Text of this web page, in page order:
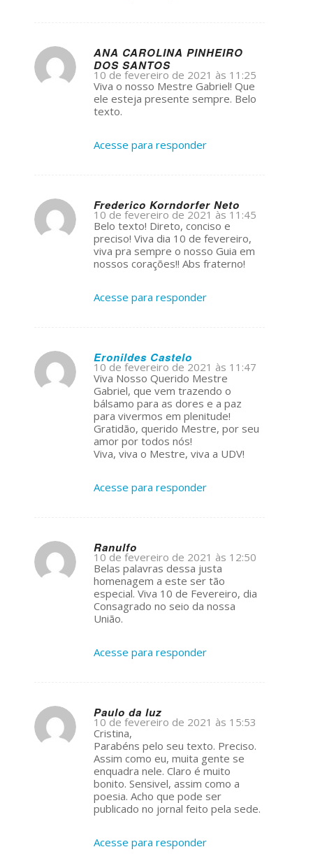
ANA CAROLINA PINHEIRO
DOS SANTOS
s
ays:
10 de fevereiro de 2021 às 11:25
Viva o nosso Mestre Gabriel! Que
ele esteja presente sempre. Belo
texto.
Acesse para responder
Frederico Korndorfer Neto
s
ays:
10 de fevereiro de 2021 às 11:45
Belo texto! Direto, conciso e
preciso! Viva dia 10 de fevereiro,
viva pra sempre o nosso Guia em
nossos corações!! Abs fraterno!
Acesse para responder
Eronildes Castelo
s
ays:
10 de fevereiro de 2021 às 11:47
Viva Nosso Querido Mestre
Gabriel, que vem trazendo o
bálsamo para as dores e a paz
para vivermos em plenitude!
Gratidão, querido Mestre, por seu
amor por todos nós!
Viva, viva o Mestre, viva a UDV!
Acesse para responder
Ranulfo
s
ays:
10 de fevereiro de 2021 às 12:50
Belas palavras dessa justa
homenagem a este ser tão
especial. Viva 10 de Fevereiro, dia
Consagrado no seio da nossa
União.
Acesse para responder
Paulo da luz
s
ays:
10 de fevereiro de 2021 às 15:53
Cristina,
Parabéns pelo seu texto. Preciso.
Assim como eu, muita gente se
enquadra nele. Claro é muito
bonito. Sensivel, assim como a
poesia. Acho que pode ser
publicado no jornal feito pela sede.
Acesse para responder